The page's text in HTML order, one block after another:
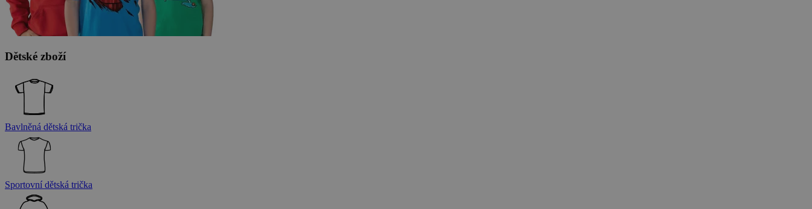
Dětské zboží
Bavlněná dětská trička
Sportovní dětská trička